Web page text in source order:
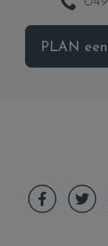
PLAN